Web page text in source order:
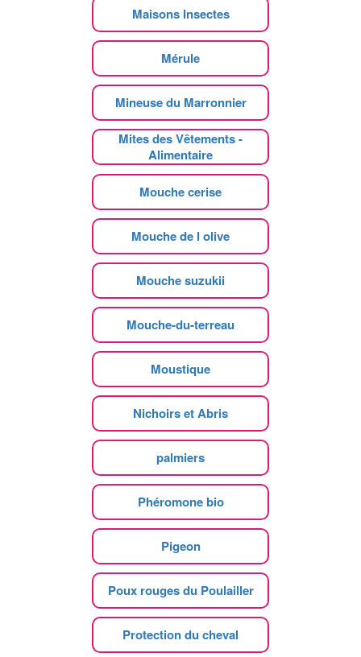
Maisons Insectes
Mérule
Mineuse du Marronnier
Mites des Vêtements -
Alimentaire
Mouche cerise
Mouche de l olive
Mouche suzukii
Mouche-du-terreau
Moustique
Nichoirs et Abris
palmiers
Phéromone bio
Pigeon
Poux rouges du Poulailler
Protection du cheval